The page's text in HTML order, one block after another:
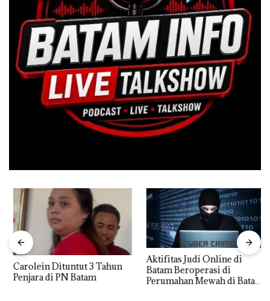
Carolein Dituntut 3 Tahun
Penjara di PN Batam
Aktifitas Judi Online di
Batam Beroperasi di
Perumahan Mewah di Batam